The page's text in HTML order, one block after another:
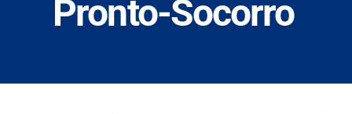
Pronto-Socorro